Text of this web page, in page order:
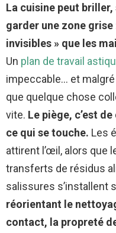
La cuisine peut
garder une zone
invisibles » que les
Un plan de travail
impeccable… et
que quelque chose
vite. Le piège, c’est
ce qui se touche. Les
attirent l’œil, alors que
transferts de résidus
salissures s’installent
réorientant le
contact, la propreté